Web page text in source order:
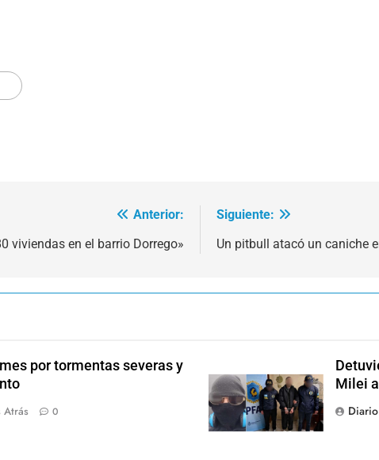
Anterior:
viviendas en el barrio Dorrego»
Siguiente:
Un pitbull atacó un caniche
por tormentas severas y
Atrás 0
Milei